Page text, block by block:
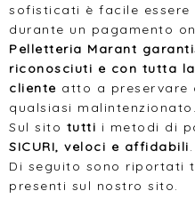
sofisticati è facile
durante un pagamento
Pelletteria Marant
riconosciuti e con tutta
cliente atto a preservare
qualsiasi malintenzionato.
Sul sito tutti i metodi di
SICURI, veloci e affidabili.
Di seguito sono riportati
presenti sul nostro sito.